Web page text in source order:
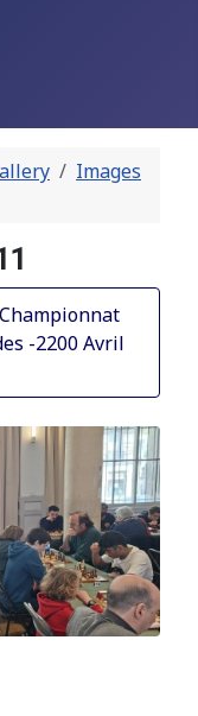
Images
-2200 Avril